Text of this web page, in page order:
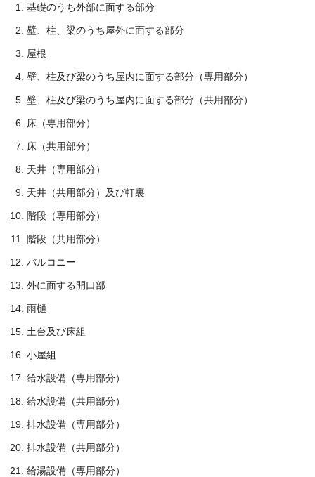
基礎のうち外部に面する部分
壁、柱、梁のうち屋外に面する部分
屋根
壁、柱及び梁のうち屋内に面する部分（専用部分）
壁、柱及び梁のうち屋内に面する部分（共用部分）
床（専用部分）
床（共用部分）
天井（専用部分）
天井（共用部分）及び軒裏
階段（専用部分）
階段（共用部分）
バルコニー
外に面する開口部
雨樋
土台及び床組
小屋組
給水設備（専用部分）
給水設備（共用部分）
排水設備（専用部分）
排水設備（共用部分）
給湯設備（専用部分）